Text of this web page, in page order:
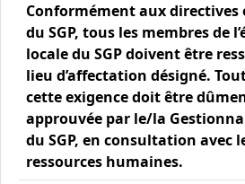
Conformément aux
du SGP, tous les membres de
locale du SGP doivent être
lieu d’affectation désigné.
cette exigence doit être
approuvée par le/la
du SGP, en consultation avec
ressources humaines.